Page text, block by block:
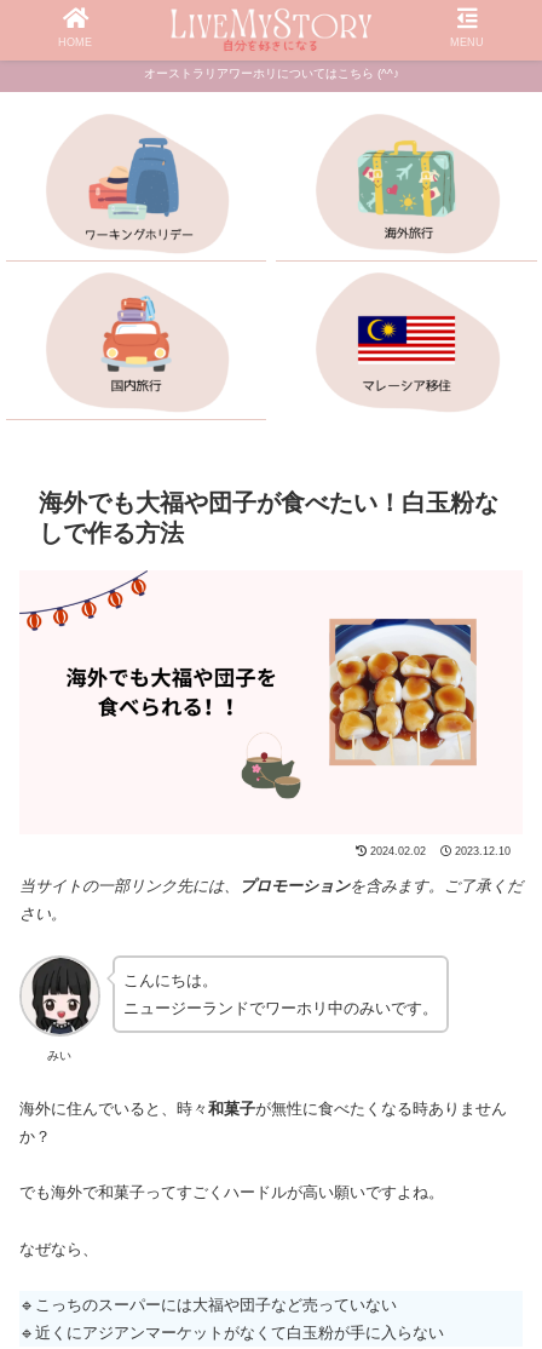
オーストラリアワーホリについてはこちら (^^♪
海外でも大福や団子が食べたい！白玉粉な
しで作る方法
2024.02.02 2023.12.10
当サイトの一部リンク先には、 プロモーションを含みます。ご了承くだ
さい。
みい
こんにちは。
ニュージーランドでワーホリ中のみいです。
海外に住んでいると、時々 和菓子が無性に食べたくなる時ありません
か？
でも海外で和菓子ってすごくハードルが高い願いですよね。
なぜなら、
🔹こっちのスーパーには大福や団子など売っていない
🔹近くにアジアンマーケットがなくて白玉粉が手に入らない
HOME MENU